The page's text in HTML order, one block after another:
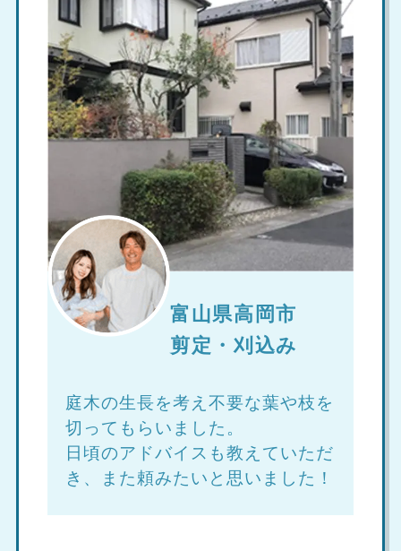
富山県高岡市
剪定・刈込み
庭木の生長を考え不要な葉や枝を
切ってもらいました。
日頃のアドバイスも教えていただ
き、また頼みたいと思いました！